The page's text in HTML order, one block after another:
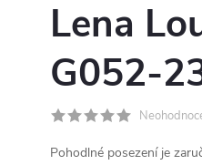
Lena
G052-
Pohodlné posezení je